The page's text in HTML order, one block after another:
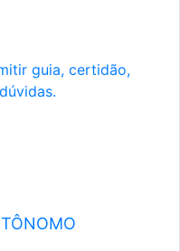
guia, certidão,